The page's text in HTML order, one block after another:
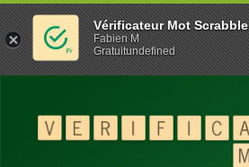
Vérificateur Mot Scrabble
Fabien M
Gratuitundefined